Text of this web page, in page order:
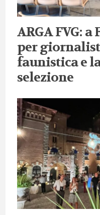
ARGA FVG:
per
faunistica e
selezione